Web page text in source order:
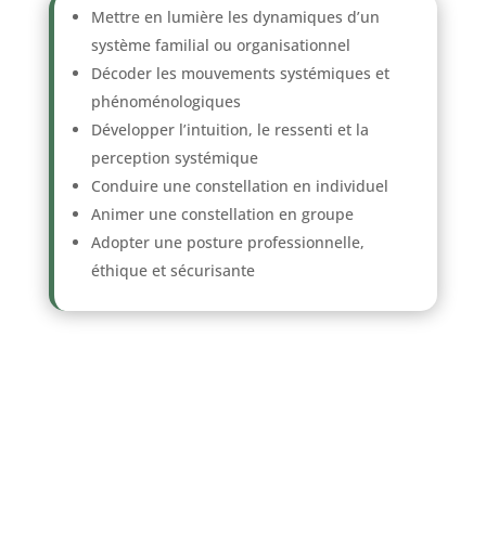
Mettre en lumière les dynamiques d’un
système familial ou organisationnel
Décoder les mouvements systémiques et
phénoménologiques
Développer l’intuition, le ressenti et la
perception systémique
Conduire une constellation en individuel
Animer une constellation en groupe
Adopter une posture professionnelle,
éthique et sécurisante